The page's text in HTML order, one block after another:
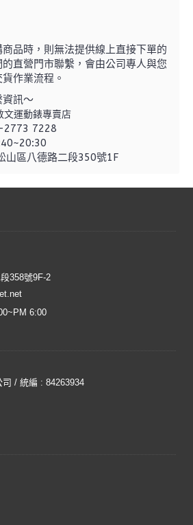
品時，則無法提供線上直接下單的
直營門市聯繫， 會由公司專人與您
作業流程。
資訊～
文運動錶專賣店
7228
八德路二段350號1F
358號9F-2
6:00
/ 統編 : 84263934